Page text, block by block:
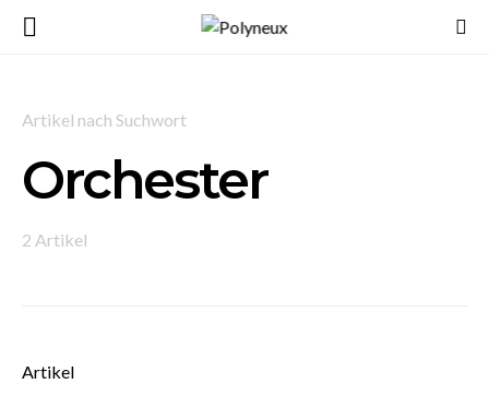
Artikel nach Suchwort
Orchester
2 Artikel
Artikel